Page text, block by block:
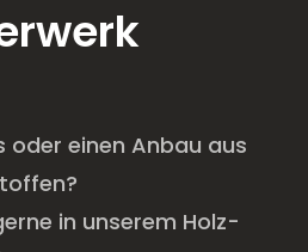
oder einen Anbau aus
in unserem Holz-